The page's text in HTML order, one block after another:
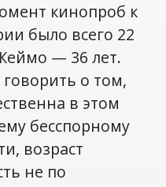
кинопроб к
было всего 22
— 36 лет.
о том,
в этом
бесспорному
возраст
не по